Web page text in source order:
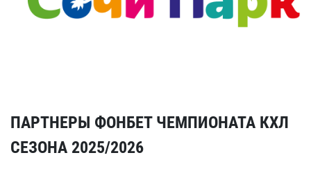
ПАРТНЕРЫ ФОНБЕТ ЧЕМПИОНАТА КХЛ
СЕЗОНА 2025/2026